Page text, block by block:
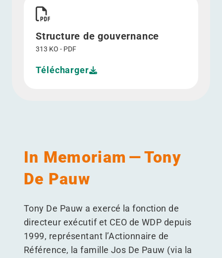
Structure de gouvernance
313 KO - PDF
Télécharger
In Memoriam — Tony
De Pauw
Tony De Pauw a exercé la fonction de
directeur exécutif et CEO de WDP depuis
1999, représentant l’Actionnaire de
Référence, la famille Jos De Pauw (via la